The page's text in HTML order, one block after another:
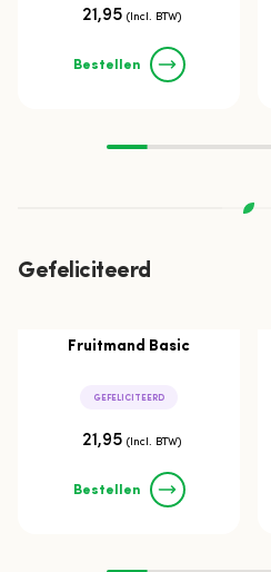
21,95 (Incl. BTW)
Bestellen
Gefeliciteerd
Fruitmand Basic
GEFELICITEERD
21,95 (Incl. BTW)
Bestellen